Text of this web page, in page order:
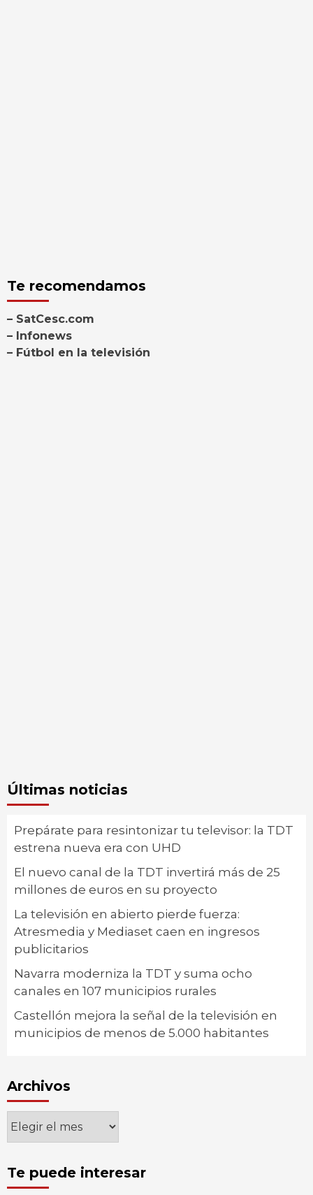
Te recomendamos
– SatCesc.com
– Infonews
– Fútbol en la televisión
Últimas noticias
Prepárate para resintonizar tu televisor: la TDT
estrena nueva era con UHD
El nuevo canal de la TDT invertirá más de 25
millones de euros en su proyecto
La televisión en abierto pierde fuerza:
Atresmedia y Mediaset caen en ingresos
publicitarios
Navarra moderniza la TDT y suma ocho
canales en 107 municipios rurales
Castellón mejora la señal de la televisión en
municipios de menos de 5.000 habitantes
Archivos
Archivos
Te puede interesar